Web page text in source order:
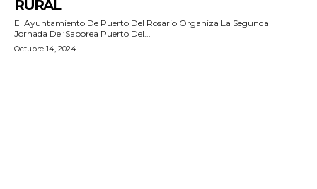
RURAL
El Ayuntamiento De Puerto Del Rosario Organiza La Segunda
Jornada De ‘Saborea Puerto Del...
Octubre 14, 2024